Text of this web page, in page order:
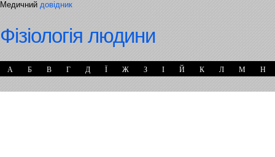
Медичний довідник
Фізіологія людини
А Б В Г Д Ї Ж З І Й К Л М Н